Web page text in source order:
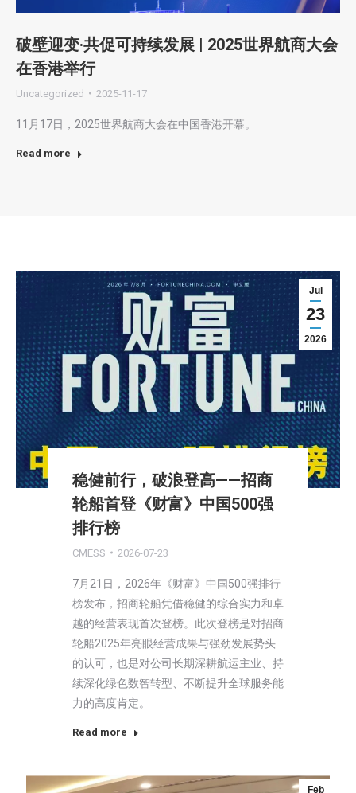
破壁迎变·共促可持续发展 | 2025世界航商大会
在香港举行
Uncategorized 2025-11-17
11月17日，2025世界航商大会在中国香港开幕。
Read more
Jul
23
2026
稳健前行，破浪登高——招商
轮船首登《财富》中国500强
排行榜
CMESS 2026-07-23
7月21日，2026年《财富》中国500强排行
榜发布，招商轮船凭借稳健的综合实力和卓
越的经营表现首次登榜。此次登榜是对招商
轮船2025年亮眼经营成果与强劲发展势头
的认可，也是对公司长期深耕航运主业、持
续深化绿色数智转型、不断提升全球服务能
力的高度肯定。
Read more
Feb